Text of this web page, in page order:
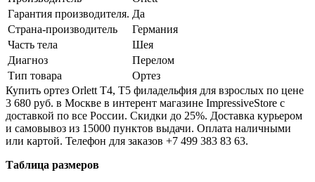
Гарантия производителя. Да
Страна-производитель
Германия
Часть тела
Шея
Диагноз
Перелом
Тип товара
Ортез
Купить ортез Orlett T4, T5 филадельфия для взрослых по цене
3 680 руб. в Москве в интерент магазине ImpressiveStore с
доставкой по все России. Скидки до 25%. Доставка курьером
и самовывоз из 15000 пунктов выдачи. Оплата наличными
или картой. Телефон для заказов +7 499 383 83 63.
Таблица размеров